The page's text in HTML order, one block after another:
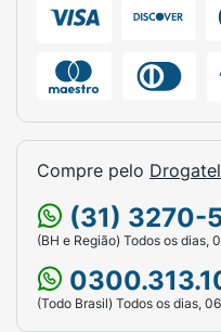
Compre pelo Drogatel
(31) 3270-
(BH e Região) Todos os dias,
(Todo Brasil) Todos os dias,